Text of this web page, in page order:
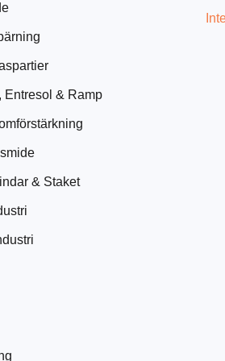
Entresol & Ramp
& Staket